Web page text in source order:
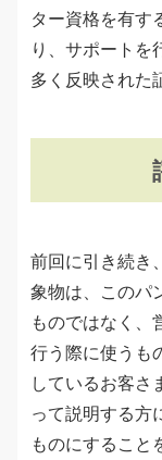
ター資格を有す
り、サポートを
多く反映された
前回に引き続き
象物は、このパ
ものではなく、
行う際に使うも
しているお客さ
って説明する方
ものにすること